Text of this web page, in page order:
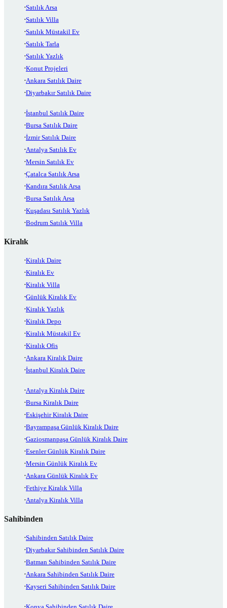
Satılık Arsa
Satılık Villa
Satılık Müstakil Ev
Satılık Tarla
Satılık Yazlık
Konut Projeleri
Ankara Satılık Daire
Diyarbakır Satılık Daire
İstanbul Satılık Daire
Bursa Satılık Daire
İzmir Satılık Daire
Antalya Satılık Ev
Mersin Satılık Ev
Çatalca Satılık Arsa
Kandıra Satılık Arsa
Bursa Satılık Arsa
Kuşadası Satılık Yazlık
Bodrum Satılık Villa
Kiralık
Kiralık Daire
Kiralık Ev
Kiralık Villa
Günlük Kiralık Ev
Kiralık Yazlık
Kiralık Depo
Kiralık Müstakil Ev
Kiralık Ofis
Ankara Kiralık Daire
İstanbul Kiralık Daire
Antalya Kiralık Daire
Bursa Kiralık Daire
Eskişehir Kiralık Daire
Bayrampaşa Günlük Kiralık Daire
Gaziosmanpaşa Günlük Kiralık Daire
Esenler Günlük Kiralık Daire
Mersin Günlük Kiralık Ev
Ankara Günlük Kiralık Ev
Fethiye Kiralık Villa
Antalya Kiralık Villa
Sahibinden
Sahibinden Satılık Daire
Diyarbakır Sahibinden Satılık Daire
Batman Sahibinden Satılık Daire
Ankara Sahibinden Satılık Daire
Kayseri Sahibinden Satılık Daire